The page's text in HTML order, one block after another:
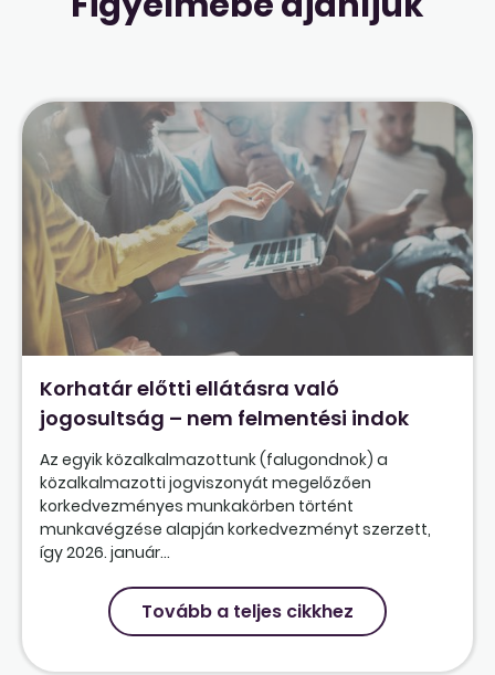
Korhatár előtti ellátásra való
jogosultság – nem felmentési indok
Az egyik közalkalmazottunk (falugondnok) a
közalkalmazotti jogviszonyát megelőzően
korkedvezményes munkakörben történt
munkavégzése alapján korkedvezményt szerzett,
így 2026. január...
Tovább a teljes cikkhez